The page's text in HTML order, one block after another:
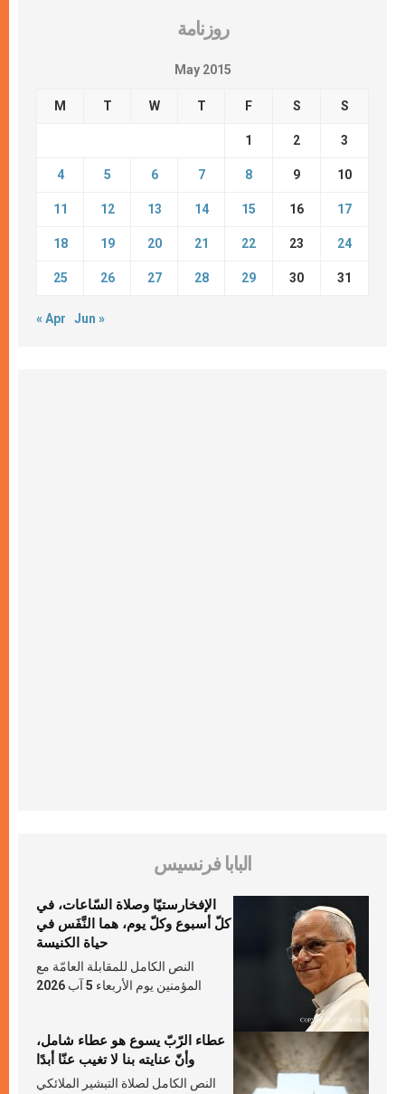
روزنامة
May 2015
M T W T F S S
1 2 3
4 5 6 7 8 9 10
11 12 13 14 15 16 17
18 19 20 21 22 23 24
25 26 27 28 29 30 31
« Apr Jun »
البابا فرنسيس
الإفخارستيّا وصلاة السّاعات، في
كلّ أسبوع وكلّ يوم، هما النَّفَس في
حياة الكنيسة
النص الكامل للمقابلة العامّة مع
المؤمنين يوم الأربعاء 5 آب 2026
عطاء الرّبّ يسوع هو عطاء شامل،
وأنّ عنايته بنا لا تغيب عنّا أبدًا
النص الكامل لصلاة التبشير الملائكي